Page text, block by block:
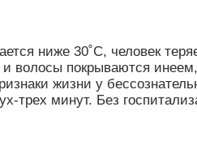
ниже 30˚C, человек
волосы покрываются
жизни у
трех минут. Без